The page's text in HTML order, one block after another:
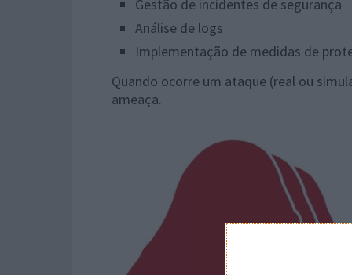
Gestão de incidentes de segurança
Análise de logs
Implementação de medidas de
Quando ocorre um ataque (real ou
ameaça.